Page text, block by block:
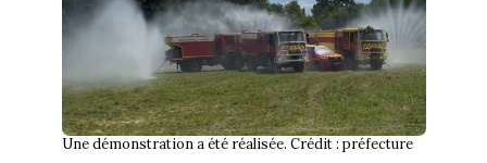
Une démonstration a été réalisée. Crédit : préfecture